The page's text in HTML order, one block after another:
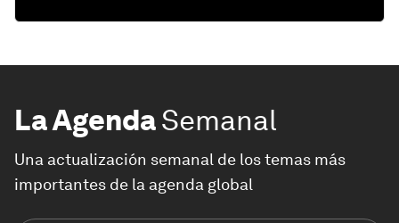
La AgendaSemanal
Una actualización semanal de los temas más
importantes de la agenda global